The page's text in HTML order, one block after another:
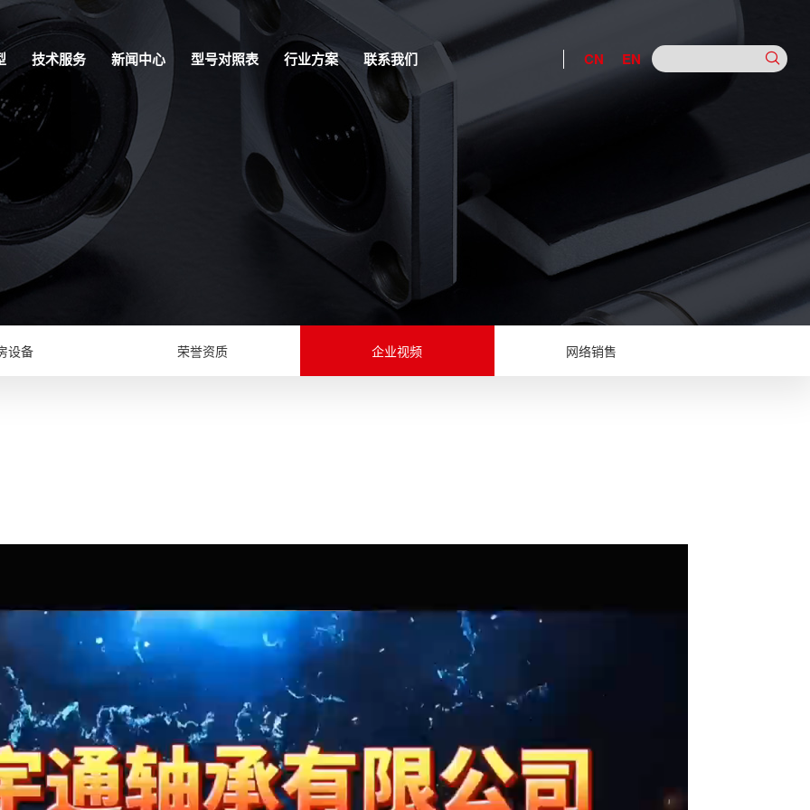
技术服务 新闻中心 型号对照表 行业方案 联系我们 CN EN
设备 荣誉资质 企业视频 网络销售